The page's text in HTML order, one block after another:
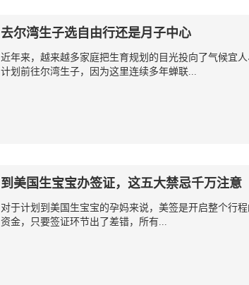
去尔湾生子选自由行还是月子中心
近年来，越来越多家庭把生育规划的目光投向了气候宜人
计划前往尔湾生子，因为这里连续多年蝉联...
到美国生宝宝办签证，这五大禁忌千万注意
对于计划到美国生宝宝的孕妈来说，美签是开启整个行
资金，只要签证环节出了差错，所有...